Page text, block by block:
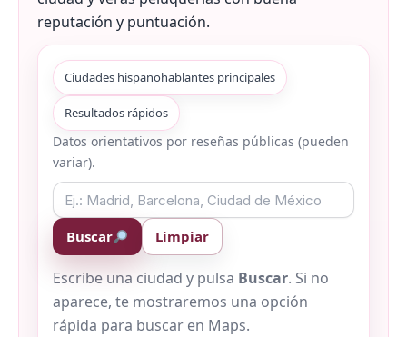
reputación y puntuación.
Ciudades hispanohablantes principales
Resultados rápidos
Datos orientativos por reseñas públicas (pueden
variar).
Buscar Limpiar
Escribe una ciudad y pulsa Buscar. Si no
aparece, te mostraremos una opción
rápida para buscar en Maps.